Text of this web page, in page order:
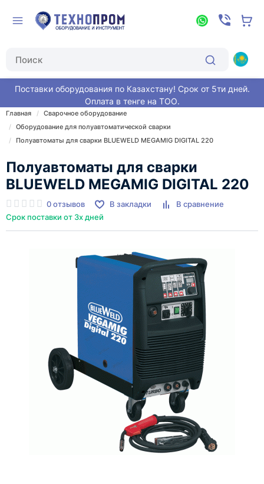
Поставки оборудования по Казахстану! Срок от 5ти дней.
Оплата в тенге на ТОО.
Главная
Сварочное оборудование
Оборудование для полуавтоматической сварки
Полуавтоматы для сварки BLUEWELD MEGAMIG DIGITAL 220
Полуавтоматы для сварки
BLUEWELD MEGAMIG DIGITAL 220
0 отзывов В закладки
В сравнение
Срок поставки от 3х дней